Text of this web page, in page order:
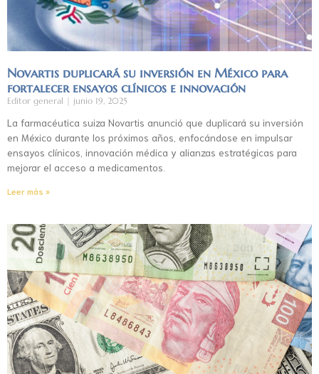
Novartis duplicará su inversión en México para
fortalecer ensayos clínicos e innovación
Editor general junio 19, 2025
La farmacéutica suiza Novartis anunció que duplicará su inversión
en México durante los próximos años, enfocándose en impulsar
ensayos clínicos, innovación médica y alianzas estratégicas para
mejorar el acceso a medicamentos.
Leer más »